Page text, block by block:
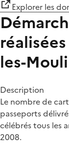
Explorer les
les-
Description
Le nombre de
passeports
célébrés tous les
2008.